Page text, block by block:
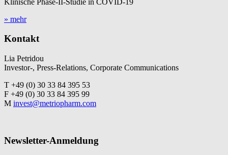
» mehr
Kontakt
Lia Petridou
Investor-, Press-Relations, Corporate Communications
T +49 (0) 30 33 84 395 53
F +49 (0) 30 33 84 395 99
M invest@metriopharm.com
Newsletter-Anmeldung